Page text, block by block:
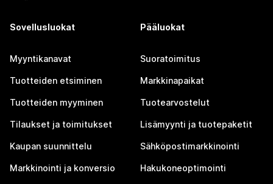
Sovellusluokat
Myyntikanavat
Tuotteiden etsiminen
Tuotteiden myyminen
Tilaukset ja toimitukset
Kaupan suunnittelu
Markkinointi ja konversio
Pääluokat
Suoratoimitus
Markkinapaikat
Tuotearvostelut
Lisämyynti ja tuotepaketit
Sähköpostimarkkinointi
Hakukoneoptimointi